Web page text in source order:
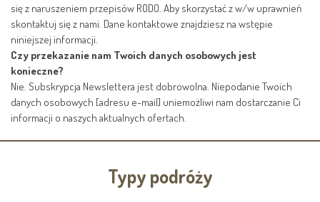
się z naruszeniem przepisów RODO. Aby skorzystać z w/w uprawnień
skontaktuj się z nami. Dane kontaktowe znajdziesz na wstępie
niniejszej informacji.
Czy przekazanie nam Twoich danych osobowych jest
konieczne?
Nie. Subskrypcja Newslettera jest dobrowolna. Niepodanie Twoich
danych osobowych [adresu e-mail] uniemożliwi nam dostarczanie Ci
informacji o naszych aktualnych ofertach.
Typy podróży